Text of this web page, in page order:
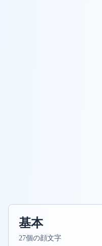
基本
27個の顔文字